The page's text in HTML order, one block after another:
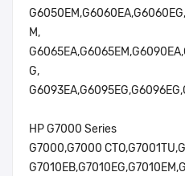
M,
G,
HP G7000 Series
G7000,G7000